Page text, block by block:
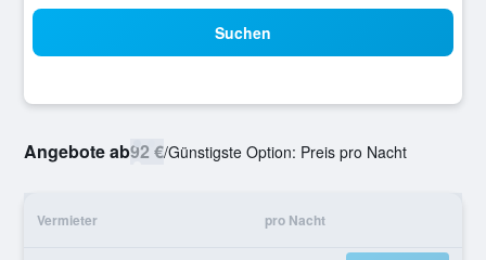
Suchen
Angebote ab92 €/Günstigste Option: Preis pro Nacht
Vermieter pro Nacht